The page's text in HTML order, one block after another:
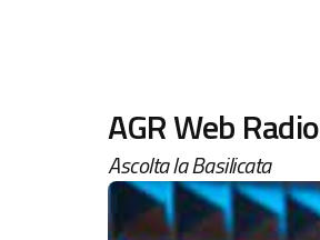
AGR Web Radio
Ascolta la Basilicata